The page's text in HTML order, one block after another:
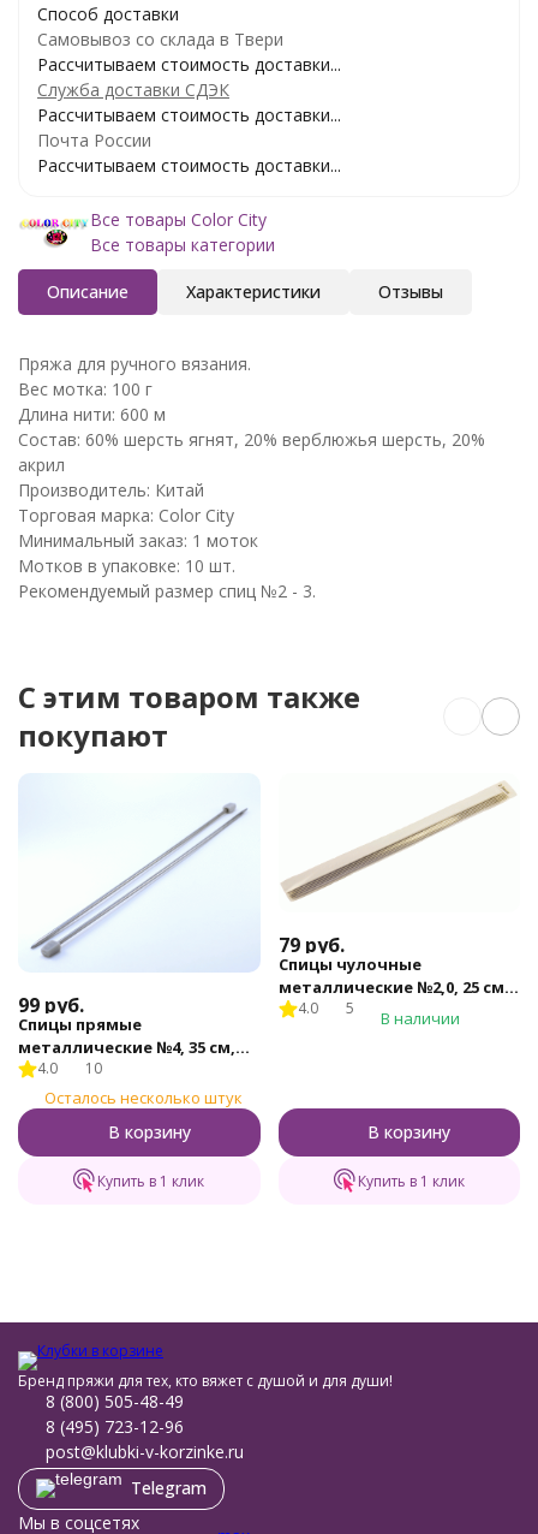
Способ доставки
Самовывоз со склада в Твери
Рассчитываем стоимость доставки...
Служба доставки СДЭК
Рассчитываем стоимость доставки...
Почта России
Рассчитываем стоимость доставки...
Все товары Color City
Все товары категории
Описание Характеристики Отзывы
Пряжа для ручного вязания.
Вес мотка: 100 г
Длина нити: 600 м
Состав: 60% шерсть ягнят, 20% верблюжья шерсть, 20%
акрил
Производитель: Китай
Торговая марка: Color City
Минимальный заказ: 1 моток
Мотков в упаковке: 10 шт.
Рекомендуемый размер спиц №2 - 3.
C этим товаром также
покупают
99 руб.
Спицы прямые
металлические №4, 35 см,
2шт.
4.0 10
Осталось несколько штук
В корзину
Купить в 1 клик
79 руб.
Спицы чулочные
металлические №2,0, 25 см,
5 шт.
4.0 5 В наличии
В корзину
Купить в 1 клик
Бренд пряжи для тех, кто вяжет с душой и для души!
8 (800) 505-48-49
8 (495) 723-12-96
post@klubki-v-korzinke.ru
Telegram
Мы в соцсетях